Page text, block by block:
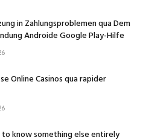
in Zahlungsproblemen qua Dem
Androide Google Play-Hilfe
Online Casinos qua rapider
know something else entirely